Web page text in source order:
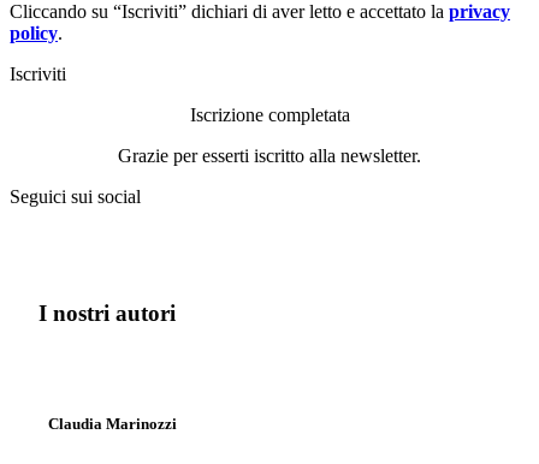
Cliccando su “Iscriviti” dichiari di aver letto e accettato la privacy
policy.
Iscriviti
Iscrizione completata
Grazie per esserti iscritto alla newsletter.
Seguici sui social
I nostri autori
Claudia Marinozzi